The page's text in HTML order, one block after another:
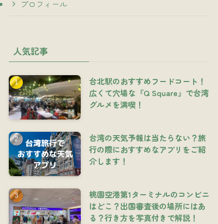
プロフィール
人気記事
台北駅のおすすめフードコート！
広くて穴場な『Q Square』で台湾
グルメを満喫！
台湾の天気予報は当たらない？旅
行の際におすすめなアプリをご紹
介します！
桃園空港第1ターミナルのコンビニ
はどこ？出国審査後の場所にはあ
る？行き方を写真付きで解説！